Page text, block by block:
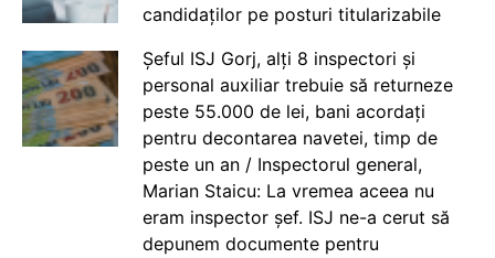
candidaților pe posturi titularizabile
Șeful ISJ Gorj, alți 8 inspectori și
personal auxiliar trebuie să returneze
peste 55.000 de lei, bani acordați
pentru decontarea navetei, timp de
peste un an / Inspectorul general,
Marian Staicu: La vremea aceea nu
eram inspector șef. ISJ ne-a cerut să
depunem documente pentru